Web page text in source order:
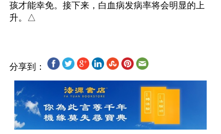
孩才能幸免。接下来，白血病发病率将会明显的上
分享到：